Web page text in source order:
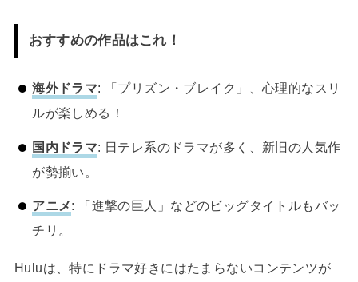
おすすめの作品はこれ！
海外ドラマ: 「プリズン・ブレイク」、心理的なスリ
ルが楽しめる！
国内ドラマ: 日テレ系のドラマが多く、新旧の人気作
が勢揃い。
アニメ: 「進撃の巨人」などのビッグタイトルもバッ
チリ。
Huluは、特にドラマ好きにはたまらないコンテンツが